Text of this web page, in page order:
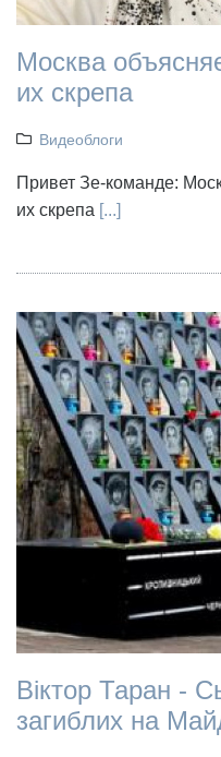
Москва
их скрепа
Видеоблоги
Привет Зе-команде:
их скрепа [...]
Віктор Таран -
загиблих на